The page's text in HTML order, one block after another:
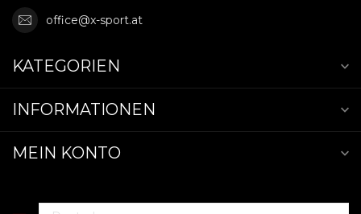
office@x-sport.at
KATEGORIEN
INFORMATIONEN
MEIN KONTO